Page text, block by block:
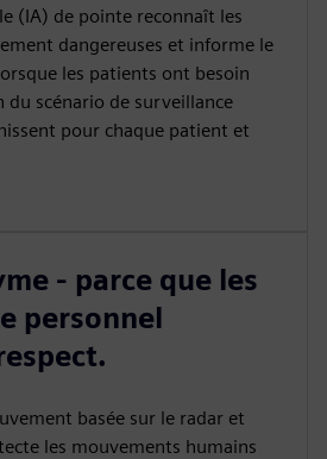
(IA) de pointe reconnaît les
dangereuses et informe le
les patients ont besoin
scénario de surveillance
pour chaque patient et
- parce que les
personnel
basée sur le radar et
les mouvements humains